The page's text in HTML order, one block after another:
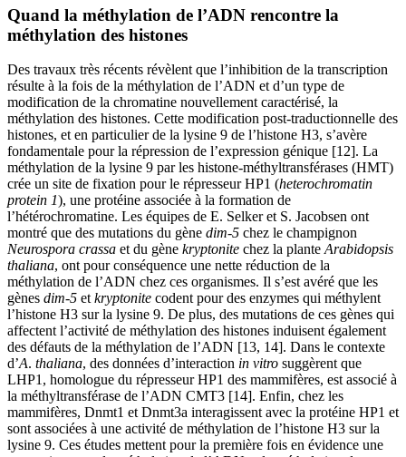
Quand la méthylation de l’ADN rencontre la
méthylation des histones
Des travaux très récents révèlent que l’inhibition de la transcription
résulte à la fois de la méthylation de l’ADN et d’un type de
modification de la chromatine nouvellement caractérisé, la
méthylation des histones. Cette modification post-traductionnelle des
histones, et en particulier de la lysine 9 de l’histone H3, s’avère
fondamentale pour la répression de l’expression génique [12]. La
méthylation de la lysine 9 par les histone-méthyltransférases (HMT)
crée un site de fixation pour le répresseur HP1 (heterochromatin
protein 1), une protéine associée à la formation de
l’hétérochromatine. Les équipes de E. Selker et S. Jacobsen ont
montré que des mutations du gène dim-5 chez le champignon
Neurospora crassa et du gène kryptonite chez la planteArabidopsis
thaliana, ont pour conséquence une nette réduction de la
méthylation de l’ADN chez ces organismes. Il s’est avéré que les
gènes dim-5 etkryptonite codent pour des enzymes qui méthylent
l’histone H3 sur la lysine 9. De plus, des mutations de ces gènes qui
affectent l’activité de méthylation des histones induisent également
des défauts de la méthylation de l’ADN [13, 14]. Dans le contexte
d’A. thaliana, des données d’interaction in vitro suggèrent que
LHP1, homologue du répresseur HP1 des mammifères, est associé à
la méthyltransférase de l’ADN CMT3 [14]. Enfin, chez les
mammifères, Dnmt1 et Dnmt3a interagissent avec la protéine HP1 et
sont associées à une activité de méthylation de l’histone H3 sur la
lysine 9. Ces études mettent pour la première fois en évidence une